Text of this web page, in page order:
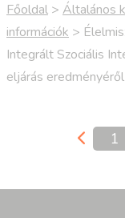
Főoldal > Általános
információk >
Integrált Szociális
eljárás eredményéről
1